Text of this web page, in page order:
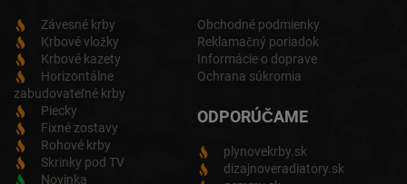
Závesné krby
Krbové vložky
Krbové kazety
Horizontálne
zabudovateľné krby
Piecky
Fixné zostavy
Rohové krby
Skrinky pod TV
Novinka
Obchodné podmienky
Reklamačný poriadok
Informácie o doprave
Ochrana súkromia
ODPORÚČAME
plynovekrby.sk
dizajnoveradiatory.sk